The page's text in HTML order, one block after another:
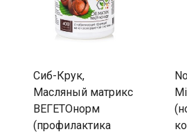
Сиб-Крук,
Масляный матрикc
ВЕГЕТОнорм
(профилактика